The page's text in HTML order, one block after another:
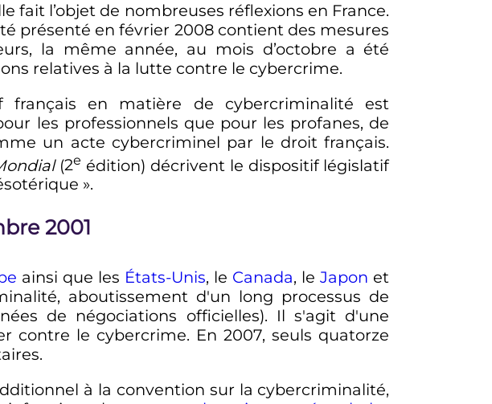
l’objet de nombreuses réflexions en France.
présenté en février 2008 contient des mesures
la même année, au mois d’octobre a été
relatives à la lutte contre le cybercrime.
français en matière de cybercriminalité est
les professionnels que pour les profanes, de
un acte cybercriminel par le droit français.
(2e édition) décrivent le dispositif législatif
».
2001
ainsi que les États-Unis, le Canada, leJapon et
aboutissement d'un long processus de
de négociations officielles). Il s'agit d'une
le cybercrime. En 2007, seuls quatorze
à la convention sur la cybercriminalité,